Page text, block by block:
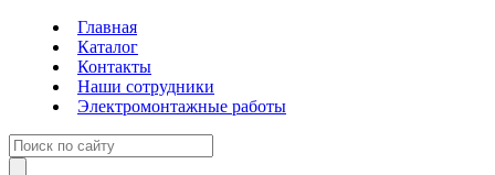
Главная
Каталог
Контакты
Наши сотрудники
Электромонтажные работы